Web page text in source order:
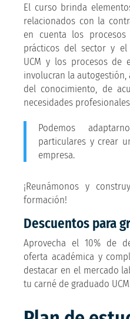
El curso brinda
relacionados con la
en cuenta los
prácticos del sector y
UCM y los procesos de
involucran la
del conocimiento, de
necesidades
Podemos
particulares y crear
empresa.
¡Reunámonos y
formación!
Descuentos para
Aprovecha el 10% de
oferta académica y
destacar en el mercado
tu carné de graduado